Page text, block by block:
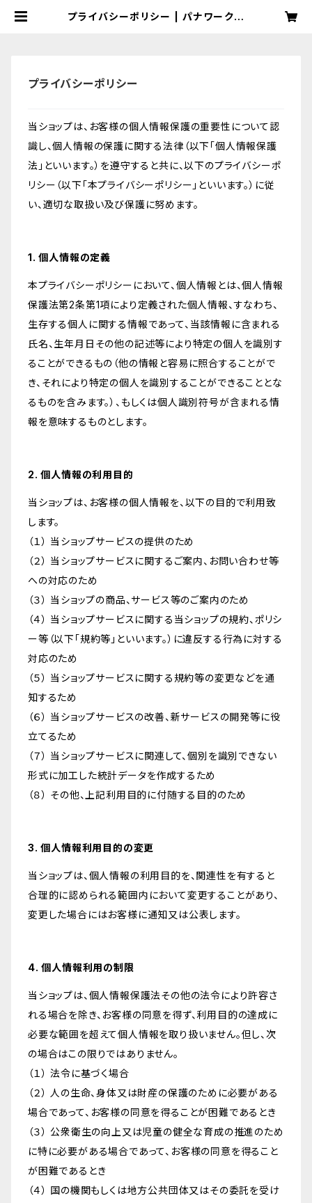
プライバシーポリシー | パナワークス
プライバシーポリシー
当ショップは、お客様の個人情報保護の重要性について認
識し、個人情報の保護に関する法律（以下「個人情報保護
法」といいます。）を遵守すると共に、以下のプライバシーポ
リシー（以下「本プライバシーポリシー」といいます。）に従
い、適切な取扱い及び保護に努めます。
1. 個人情報の定義
本プライバシーポリシーにおいて、個人情報とは、個人情報
保護法第2条第1項により定義された個人情報、すなわち、
生存する個人に関する情報であって、当該情報に含まれる
氏名、生年月日その他の記述等により特定の個人を識別す
ることができるもの（他の情報と容易に照合することがで
き、それにより特定の個人を識別することができることとな
るものを含みます。）、もしくは個人識別符号が含まれる情
報を意味するものとします。
2. 個人情報の利用目的
当ショップは、お客様の個人情報を、以下の目的で利用致
します。
（１） 当ショップサービスの提供のため
（２） 当ショップサービスに関するご案内、お問い合わせ等
への対応のため
（３） 当ショップの商品、サービス等のご案内のため
（４） 当ショップサービスに関する当ショップの規約、ポリシ
ー等（以下「規約等」といいます。）に違反する行為に対する
対応のため
（５） 当ショップサービスに関する規約等の変更などを通
知するため
（６） 当ショップサービスの改善、新サービスの開発等に役
立てるため
（７） 当ショップサービスに関連して、個別を識別できない
形式に加工した統計データを作成するため
（８） その他、上記利用目的に付随する目的のため
3. 個人情報利用目的の変更
当ショップは、個人情報の利用目的を、関連性を有すると
合理的に認められる範囲内において変更することがあり、
変更した場合にはお客様に通知又は公表します。
4. 個人情報利用の制限
当ショップは、個人情報保護法その他の法令により許容さ
れる場合を除き、お客様の同意を得ず、利用目的の達成に
必要な範囲を超えて個人情報を取り扱いません。但し、次
の場合はこの限りではありません。
（１） 法令に基づく場合
（２） 人の生命、身体又は財産の保護のために必要がある
場合であって、お客様の同意を得ることが困難であるとき
（３） 公衆衛生の向上又は児童の健全な育成の推進のため
に特に必要がある場合であって、お客様の同意を得ること
が困難であるとき
（４） 国の機関もしくは地方公共団体又はその委託を受け